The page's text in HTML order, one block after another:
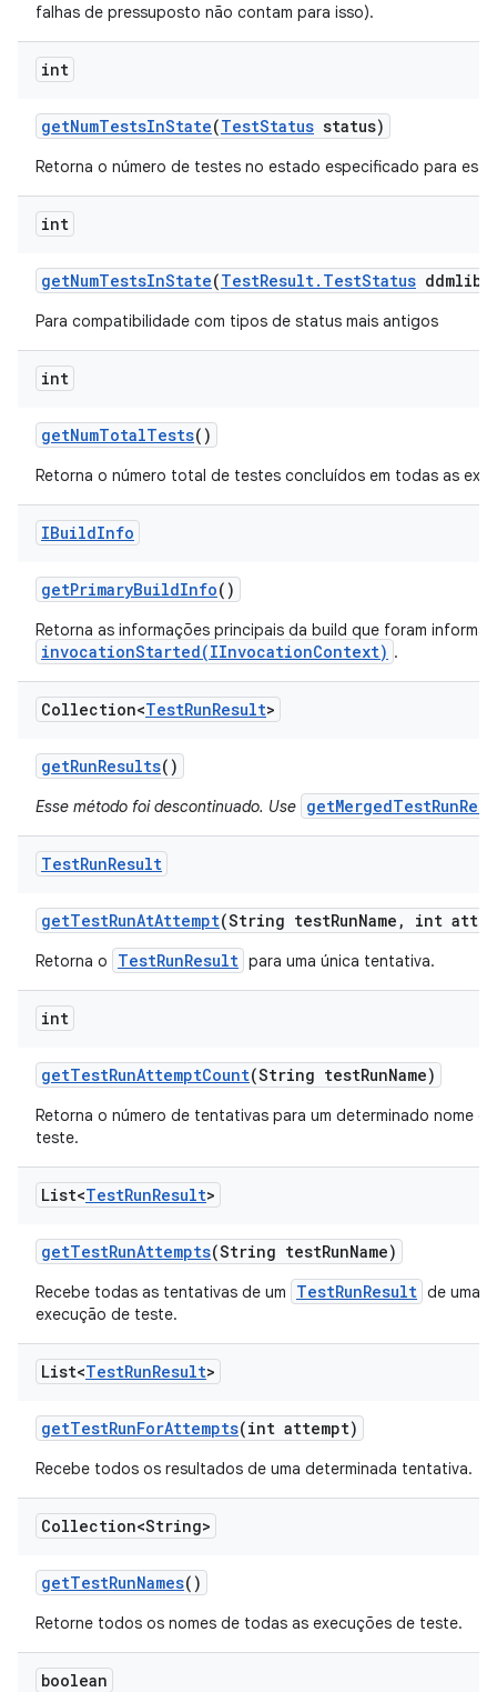
falhas de pressuposto não contam para isso).
int
getNumTestsInState(TestStatus status)
Retorna o número de testes no estado especificado para
int
getNumTestsInState(TestResult. TestStatus ddmlib
Para compatibilidade com tipos de status mais antigos
int
getNumTotalTests()
Retorna o número total de testes concluídos em todas as
IBuildInfo
getPrimaryBuildInfo()
Retorna as informações principais da build que foram
invocationStarted(IInvocationContext) .
Collection<TestRunResult>
getRunResults()
Esse método foi descontinuado. Use
TestRunResult
getTestRunAtAttempt(String testRunName , int
Retorna o TestRunResult para uma única tentativa.
int
getTestRunAttemptCount(String testRunName)
Retorna o número de tentativas para um determinado nome
teste.
List<TestRunResult>
getTestRunAttempts(String testRunName)
Recebe todas as tentativas de um TestRunResult de uma
execução de teste.
List<TestRunResult>
getTestRunForAttempts(int attempt)
Recebe todos os resultados de uma determinada tentativa.
Collection<String>
getTestRunNames()
Retorne todos os nomes de todas as execuções de teste.
boolean